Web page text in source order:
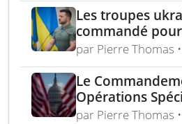
Les troupes
commandé
dollars lors de
année du
par Pierre Thomas
Le
Opérations
mitrailleuse 5,56
par Pierre Thomas